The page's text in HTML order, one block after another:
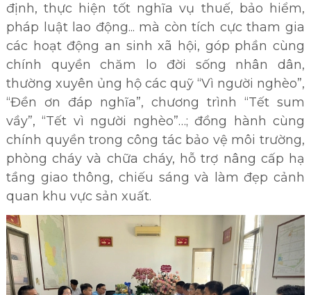
định, thực hiện tốt nghĩa vụ thuế, bảo hiểm,
pháp luật lao động... mà còn tích cực tham gia
các hoạt động an sinh xã hội, góp phần cùng
chính quyền chăm lo đời sống nhân dân,
thường xuyên ủng hộ các quỹ “Vì người nghèo”,
“Đền ơn đáp nghĩa”, chương trình “Tết sum
vầy”, “Tết vì người nghèo”…; đồng hành cùng
chính quyền trong công tác bảo vệ môi trường,
phòng cháy và chữa cháy, hỗ trợ nâng cấp hạ
tầng giao thông, chiếu sáng và làm đẹp cảnh
quan khu vực sản xuất.